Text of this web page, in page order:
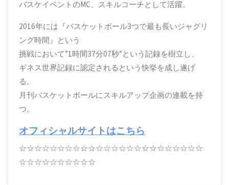
バスケイベントのMC、スキルコーチとして活躍。
2016年には『バスケットボール3つで最も長いジャグリ
ング時間』という
挑戦において”1時間37分07秒”という記録を樹立し、
ギネス世界記録に認定されるという快挙を成し遂げ
る。
月刊バスケットボールにスキルアップ企画の連載を持
つ。
オフィシャルサイトはこちら
☆☆☆☆☆☆☆☆☆☆☆☆☆☆☆☆☆☆☆☆☆☆☆☆
☆☆☆☆☆☆☆☆☆☆